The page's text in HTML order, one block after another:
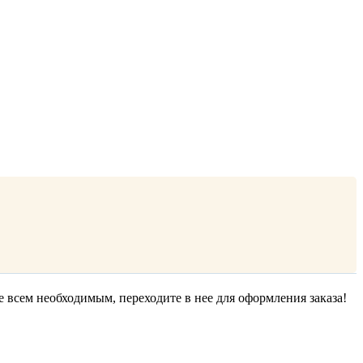
необходимым, переходите в нее для оформления заказа!